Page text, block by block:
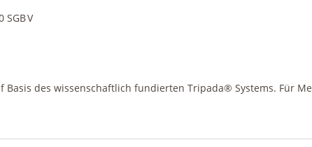
V
des wissenschaftlich fundierten Tripada® Systems. Für